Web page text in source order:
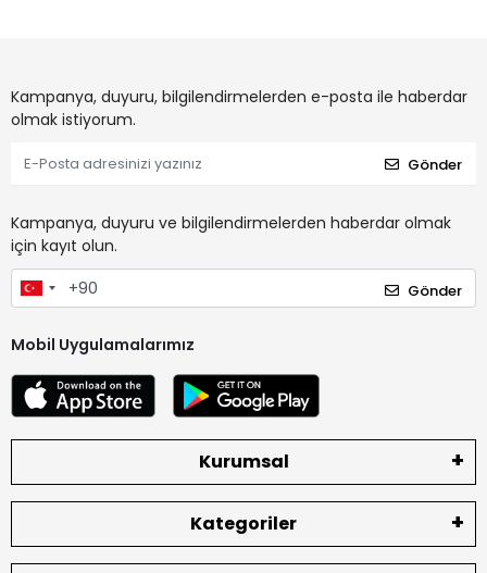
Kampanya, duyuru, bilgilendirmelerden e-posta ile haberdar
olmak istiyorum.
Gönder
Kampanya, duyuru ve bilgilendirmelerden haberdar olmak
için kayıt olun.
Gönder
Mobil Uygulamalarımız
Kurumsal
Kategoriler